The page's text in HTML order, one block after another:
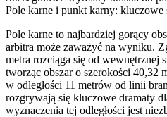
Pole karne i punkt karny: kluczowe
Pole karne to najbardziej gorący
arbitra może zaważyć na wyniku.
metra rozciąga się od wewnętrznej
tworząc obszar o szerokości 40,32
w odległości 11 metrów od linii
rozgrywają się kluczowe dramaty
wyznaczenia tej odległości jest